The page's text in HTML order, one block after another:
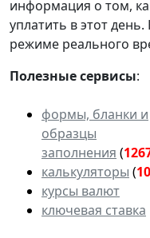
информация о том,
уплатить в этот
режиме реального
Полезные сервисы:
формы, бланки и
образцы
заполнения (
калькуляторы (
курсы валют
ключевая ставка